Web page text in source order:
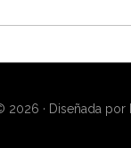
· Diseñada por